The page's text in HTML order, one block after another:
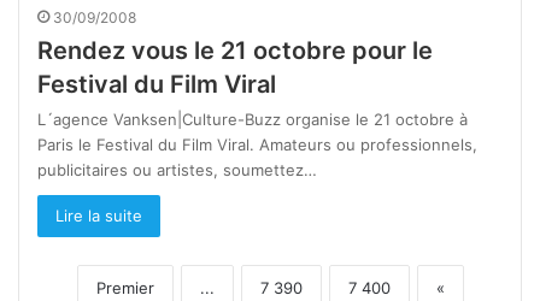
30/09/2008
Rendez vous le 21 octobre pour le
Festival du Film Viral
L´agence Vanksen|Culture-Buzz organise le 21 octobre à
Paris le Festival du Film Viral. Amateurs ou professionnels,
publicitaires ou artistes, soumettez…
Lire la suite
Premier ... 7 390 7 400 «